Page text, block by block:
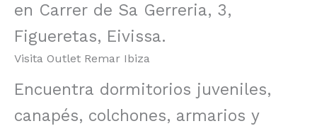
en Carrer de Sa Gerreria, 3,
Figueretas, Eivissa.
Visita Outlet Remar Ibiza
Encuentra dormitorios juveniles,
canapés, colchones, armarios y